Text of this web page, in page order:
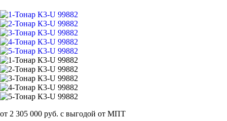
от 2 305 000 руб. с выгодой от МПТ